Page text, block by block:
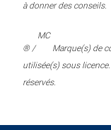
à donner des conseils.
® /
MC
Marque(s) de
utilisée(s) sous
réservés.